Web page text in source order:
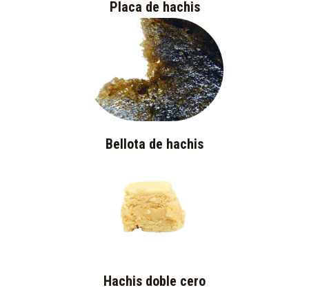
Placa de hachis
Bellota de hachis
Hachis doble cero